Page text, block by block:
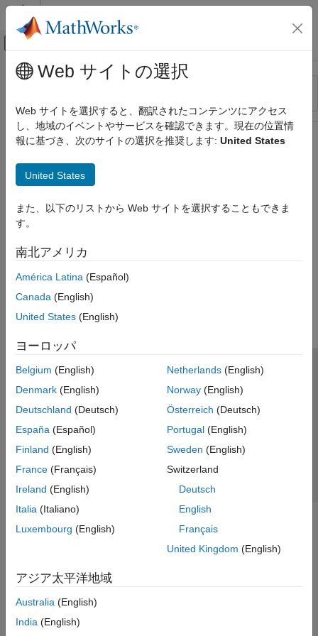
コンテンツへスキップ
オフキャンバス ナビゲーション メ
リソース
ステータス
メインコンテンツ
Web サイトの選択
Web サイトを選択すると、翻訳されたコンテンツにアクセス
し、地域のイベントやサービスを確認できます。現在の位置情
報に基づき、次のサイトの選択を推奨します: United States
United States
また、以下のリストから Web サイトを選択することもできま
す。
南北アメリカ
América Latina (Español)
Canada (English)
United States (English)
ヨーロッパ
Belgium (English)
Denmark (English)
Deutschland (Deutsch)
España (Español)
Finland (English)
France (Français)
Ireland (English)
Italia (Italiano)
Luxembourg (English)
Netherlands(English)
Norway(English)
Österreich (Deutsch)
Portugal(English)
Sweden (English)
Switzerland
Deutsch
English
Français
United Kingdom (English)
アジア太平洋地域
Australia (English)
India (English)
トラストセンター
プライバシー ポリシー
違法コピー防止
アプリケーション ステータス
© 1994-2026 The MathWorks, Inc.